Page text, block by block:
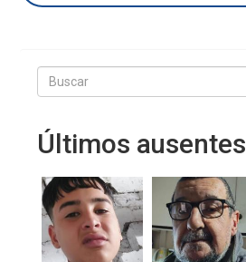
Buscar
Últimos ausentes